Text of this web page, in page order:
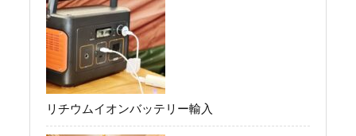
リチウムイオンバッテリー輸入